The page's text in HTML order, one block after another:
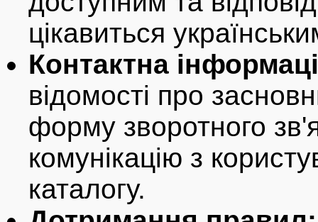
цікавиться
Контактна
відомості про
форму зворотного
комунікацію з
каталогу.